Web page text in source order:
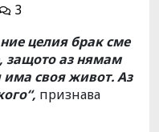
3
целия брак сме
защото аз нямам
има своя живот. Аз
признава